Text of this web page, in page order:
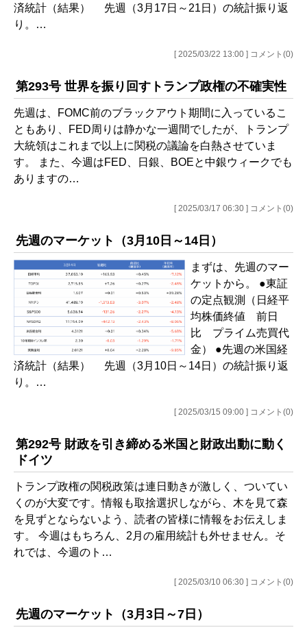
済統計（結果） 先週（3月17日～21日）の統計振り返
り。…
[ 2025/03/22 13:00 ] コメント(0)
第293号 世界を振り回すトランプ政権の不確実性
先週は、FOMC前のブラックアウト期間に入っているこ
ともあり、FED周りは静かな一週間でしたが、トランプ
大統領はこれまで以上に関税の議論を白熱させていま
す。 また、今週はFED、日銀、BOEと中銀ウィークでも
ありますの…
[ 2025/03/17 06:30 ] コメント(0)
先週のマーケット（3月10日～14日）
まずは、先週のマー
ケットから。 ●東証
の定点観測（日経平
均株価終値 前日
比 プライム売買代
金） ●先週の米国経
済統計（結果） 先週（3月10日～14日）の統計振り返
り。…
[ 2025/03/15 09:00 ] コメント(0)
第292号 財政を引き締める米国と財政出動に動く
ドイツ
トランプ政権の関税政策は連日動きが激しく、ついてい
くのが大変です。情報も取捨選択しながら、木を見て森
を見ずとならないよう、読者の皆様に情報をお伝えしま
す。 今週はもちろん、2月の雇用統計も外せません。そ
れでは、今週のト…
[ 2025/03/10 06:30 ] コメント(0)
先週のマーケット（3月3日～7日）